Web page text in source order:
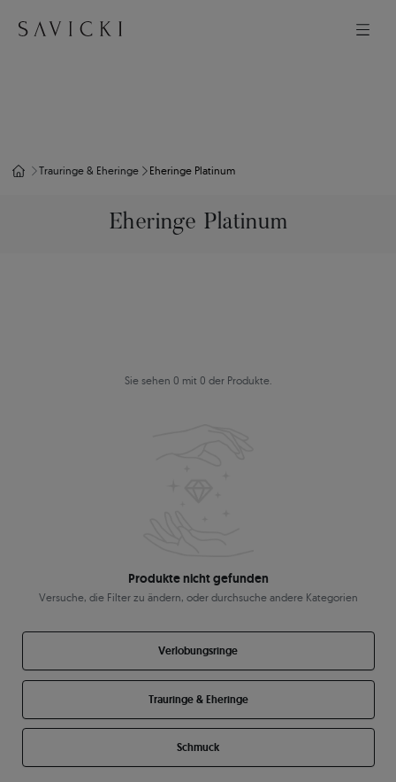
Trauringe & Eheringe Eheringe Platinum
Eheringe Platinum
Sie sehen 0 mit 0 der Produkte.
Produkte nicht gefunden
Versuche, die Filter zu ändern, oder durchsuche andere Kategorien
Verlobungsringe
Trauringe & Eheringe
Schmuck